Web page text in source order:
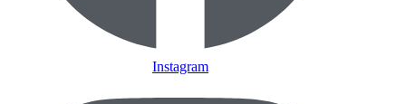
Instagram